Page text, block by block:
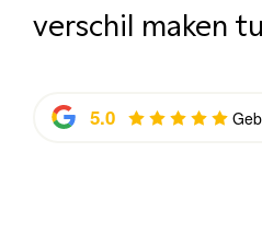
verschil maken
5.0